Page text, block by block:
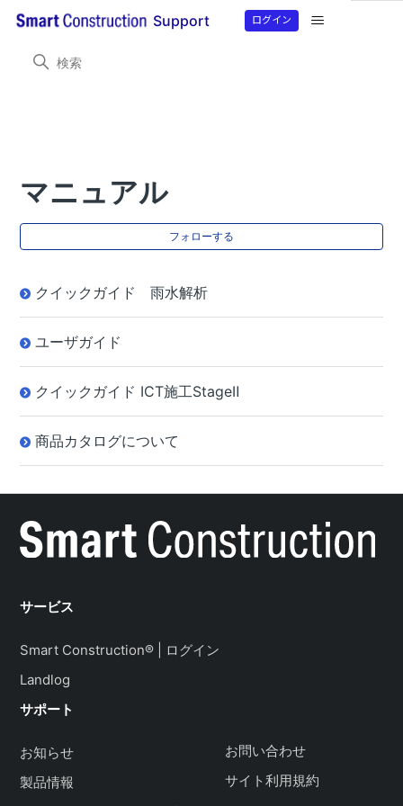
Support ログイン
Smart Construction Simulation 製品情報 マニュアル
マニュアル
フォローする 0
クイックガイド 雨水解析
ユーザガイド
クイックガイド ICT施工StageⅡ
商品カタログについて
サービス
Smart Construction® | ログイン
Landlog
サポート
お知らせ
製品情報
お問い合わせ
サイト利用規約